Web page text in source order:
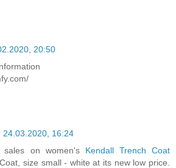
20:50
24.03.2020, 16:24
on women's Kendall Trench Coat
size small - white at its new low price.